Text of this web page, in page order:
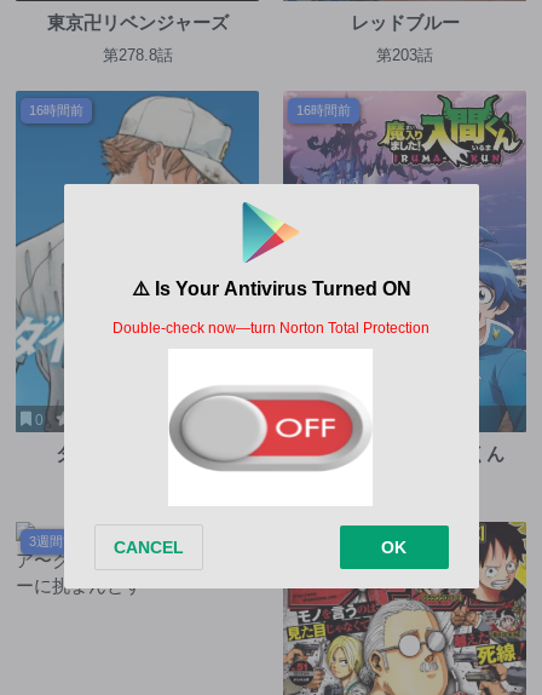
東京卍リベンジャーズ
第278.8話
レッドブルー
第203話
16時間前
0
ダイヤモンドの功罪
16時間前
3 9.6
魔入りました！入間くん
3週間前